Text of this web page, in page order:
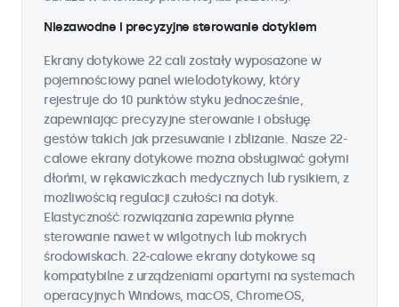
Niezawodne i precyzyjne sterowanie dotykiem
Ekrany dotykowe 22 cali zostały wyposażone w
pojemnościowy panel wielodotykowy, który
rejestruje do 10 punktów styku jednocześnie,
zapewniając precyzyjne sterowanie i obsługę
gestów takich jak przesuwanie i zbliżanie. Nasze 22-
calowe ekrany dotykowe można obsługiwać gołymi
dłońmi, w rękawiczkach medycznych lub rysikiem, z
możliwością regulacji czułości na dotyk.
Elastyczność rozwiązania zapewnia płynne
sterowanie nawet w wilgotnych lub mokrych
środowiskach. 22-calowe ekrany dotykowe są
kompatybilne z urządzeniami opartymi na systemach
operacyjnych Windows, macOS, ChromeOS,